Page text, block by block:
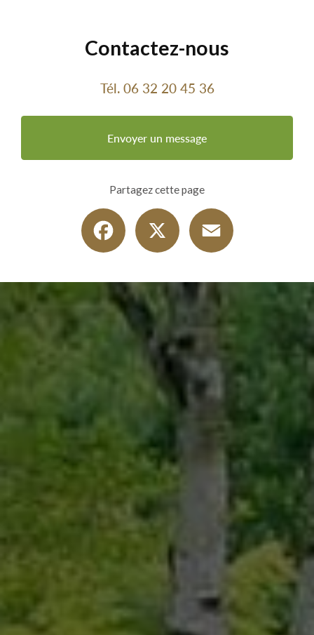
Contactez-nous
Tél. 06 32 20 45 36
Envoyer un message
Partagez cette page
Facebook